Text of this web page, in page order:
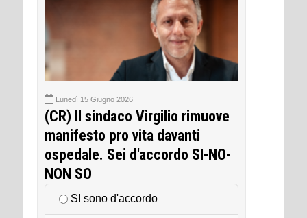
Lunedì 15 Giugno 2026
(CR) Il sindaco Virgilio rimuove
manifesto pro vita davanti
ospedale. Sei d'accordo SI-NO-
NON SO
SI sono d'accordo